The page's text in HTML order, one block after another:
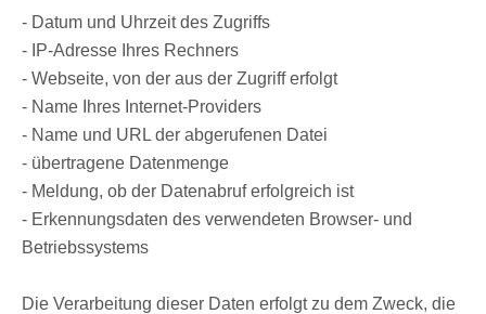
- Datum und Uhrzeit des Zugriffs
- IP-Adresse Ihres Rechners
- Webseite, von der aus der Zugriff erfolgt
- Name Ihres Internet-Providers
- Name und URL der abgerufenen Datei
- übertragene Datenmenge
- Meldung, ob der Datenabruf erfolgreich ist
- Erkennungsdaten des verwendeten Browser- und
Betriebssystems
Die Verarbeitung dieser Daten erfolgt zu dem Zweck, die